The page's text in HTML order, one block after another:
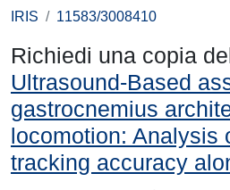
IRIS 11583/3008410
Richiedi una copia
Ultrasound-Based
gastrocnemius
locomotion: Analysis
tracking accuracy